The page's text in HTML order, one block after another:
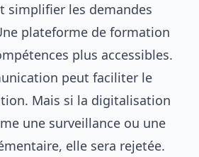
simplifier les demandes
plateforme de formation
plus accessibles.
peut faciliter le
Mais si la digitalisation
une surveillance ou une
elle sera rejetée.